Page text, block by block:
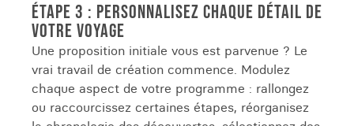
ÉTAPE 3 : PERSONNALISEZ CHAQUE DÉTAIL DE
VOTRE VOYAGE
Une proposition initiale vous est parvenue ? Le
vrai travail de création commence. Modulez
chaque aspect de votre programme : rallongez
ou raccourcissez certaines étapes, réorganisez